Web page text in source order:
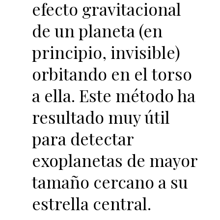
efecto gravitacional
de un planeta (en
principio, invisible)
orbitando en el torso
a ella. Este método ha
resultado muy útil
para detectar
exoplanetas de mayor
tamaño cercano a su
estrella central.